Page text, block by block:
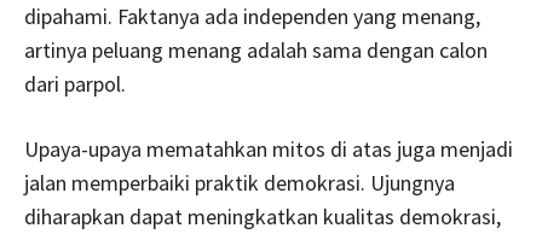
dipahami. Faktanya ada independen yang menang,
artinya peluang menang adalah sama dengan calon
dari parpol.
Upaya-upaya mematahkan mitos di atas juga menjadi
jalan memperbaiki praktik demokrasi. Ujungnya
diharapkan dapat meningkatkan kualitas demokrasi,